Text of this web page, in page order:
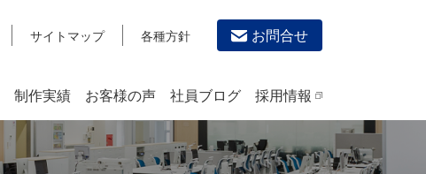
サイトマップ 各種方針 お問合せ
デザイン作成・印刷サービス
制作実績 お客様の声 社員ブログ 採用情報